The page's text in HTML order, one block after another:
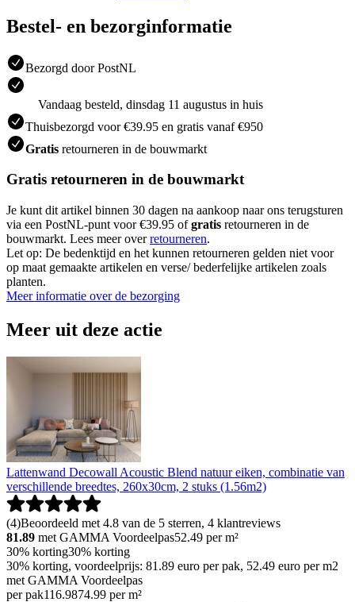
Bestel- en bezorginformatie
Bezorgd door PostNL
Vandaag besteld, dinsdag 11 augustus in huis
Thuisbezorgd voor €39.95 en gratis vanaf €950
Gratis retourneren in de bouwmarkt
Gratis retourneren in de bouwmarkt
Je kunt dit artikel binnen 30 dagen na aankoop naar ons terugsturen
via een PostNL-punt voor €39.95 ofgratis retourneren in de
bouwmarkt. Lees meer overretourneren.
Let op: De bedenktijd en het kunnen retourneren gelden niet voor
op maat gemaakte artikelen en verse/ bederfelijke artikelen zoals
planten.
Meer informatie over de bezorging
Meer uit deze actie
Lattenwand Decowall Acoustic Blend natuur eiken, combinatie van
verschillende breedtes, 260x30cm, 2 stuks (1.56m2)
(4)Beoordeeld met 4.8 van de 5 sterren, 4 klantreviews
81.89 met GAMMA Voordeelpas52.49 per m²
30% korting30% korting
30% korting, voordeelprijs: 81.89 euro per pak, 52.49 euro per m2
met GAMMA Voordeelpas
per pak116.9874.99 per m²